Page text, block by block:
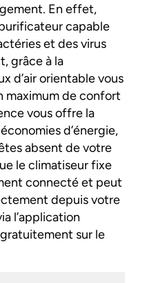
En effet,
capable
et des virus
grâce à la
d’air orientable vous
maximum de confort
vous offre la
d’énergie,
absent de votre
le climatiseur fixe
connecté et peut
depuis votre
l’application
sur le